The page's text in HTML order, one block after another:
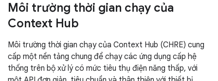
Môi trường thời gian chạy của
Context Hub
Môi trường thời gian chạy của Context Hub (CHRE) cung
cấp một nền tảng chung để chạy các ứng dụng cấp hệ
thống trên bộ xử lý có mức tiêu thụ điện năng thấp, với